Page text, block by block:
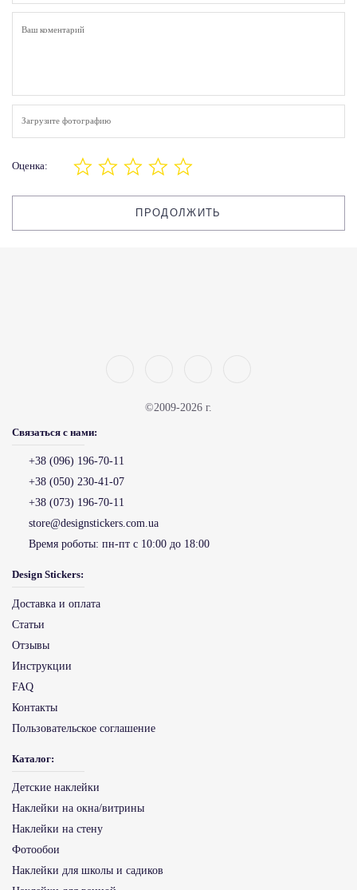
Загрузите фотографию
Оценка:
ПРОДОЛЖИТЬ
©2009-2026 г.
Связаться с нами:
+38 (096) 196-70-11
+38 (050) 230-41-07
+38 (073) 196-70-11
store@designstickers.com.ua
Время роботы: пн-пт с 10:00 до 18:00
Design Stickers:
Доставка и оплата
Статьи
Отзывы
Инструкции
FAQ
Контакты
Пользовательское соглашение
Каталог:
Детские наклейки
Наклейки на окна/витрины
Наклейки на стену
Фотообои
Наклейки для школы и садиков